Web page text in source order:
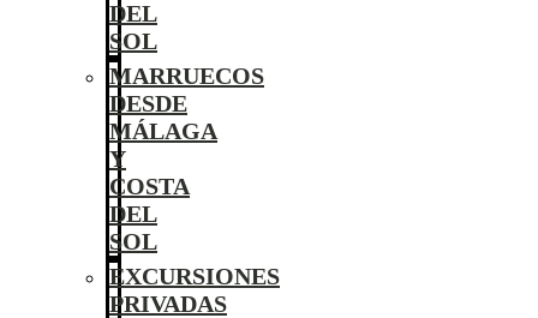
DEL
SOL
MARRUECOS
DESDE
MÁLAGA
Y
COSTA
DEL
SOL
EXCURSIONES
PRIVADAS